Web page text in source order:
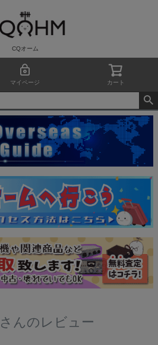
CQオーム
マイページ カート
んのレビュー